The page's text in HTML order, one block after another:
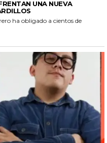
UNA NUEVA
ha obligado a cientos de